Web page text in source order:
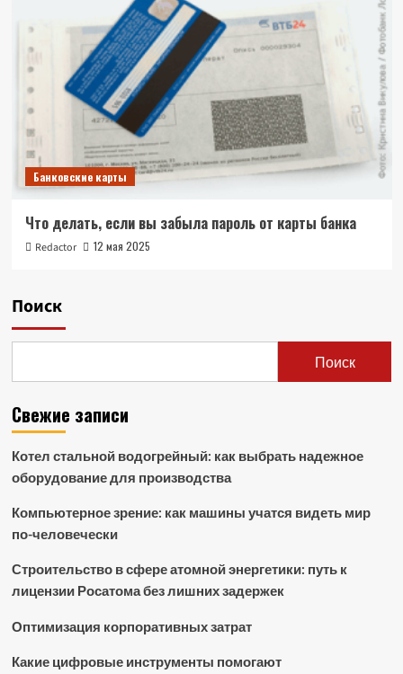
Банковские карты
Что делать, если вы забыла пароль от карты банка
Redactor 12 мая 2025
Поиск
Поиск
Свежие записи
Котел стальной водогрейный: как выбрать надежное
оборудование для производства
Компьютерное зрение: как машины учатся видеть мир
по-человечески
Строительство в сфере атомной энергетики: путь к
лицензии Росатома без лишних задержек
Оптимизация корпоративных затрат
Какие цифровые инструменты помогают